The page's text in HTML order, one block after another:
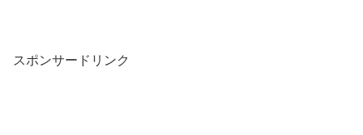
スポンサードリンク